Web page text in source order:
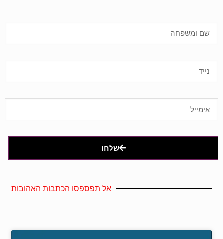
שלחו
אל תפספסו הכתבות האהובות